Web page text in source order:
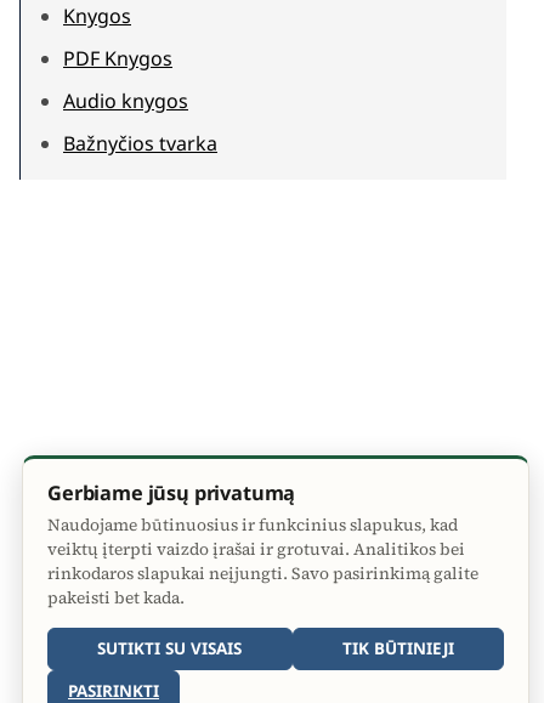
Knygos
PDF Knygos
Audio knygos
Bažnyčios tvarka
Gerbiame jūsų privatumą
Naudojame būtinuosius ir funkcinius slapukus, kad
veiktų įterpti vaizdo įrašai ir grotuvai. Analitikos bei
rinkodaros slapukai neįjungti. Savo pasirinkimą galite
pakeisti bet kada.
SUTIKTI SU VISAIS
TIK BŪTINIEJI
PASIRINKTI